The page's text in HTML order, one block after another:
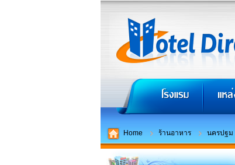
Home ร้านอาหาร นครปฐม